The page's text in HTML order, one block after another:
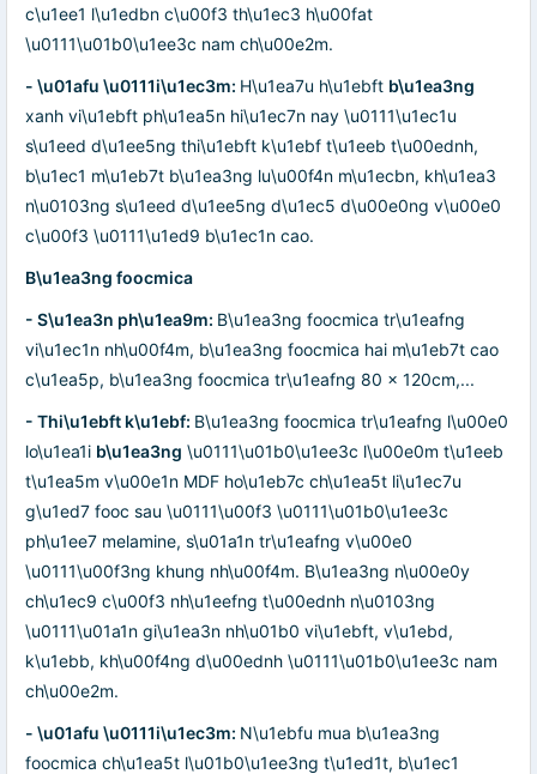
c\u1ee1 l\u1edbn c\u00f3 th\u1ec3 h\u00fat
\u0111\u01b0\u1ee3c nam ch\u00e2m.
- \u01afu \u0111i\u1ec3m: H\u1ea7u h\u1ebft b\u1ea3ng
xanh vi\u1ebft ph\u1ea5n hi\u1ec7n nay \u0111\u1ec1u
s\u1eed d\u1ee5ng thi\u1ebft k\u1ebf t\u1eeb t\u00ednh,
b\u1ec1 m\u1eb7t b\u1ea3ng lu\u00f4n m\u1ecbn, kh\u1ea3
n\u0103ng s\u1eed d\u1ee5ng d\u1ec5 d\u00e0ng v\u00e0
c\u00f3 \u0111\u1ed9 b\u1ec1n cao.
B\u1ea3ng foocmica
- S\u1ea3n ph\u1ea9m: B\u1ea3ng foocmica tr\u1eafng
vi\u1ec1n nh\u00f4m, b\u1ea3ng foocmica hai m\u1eb7t cao
c\u1ea5p, b\u1ea3ng foocmica tr\u1eafng 80 x 120cm,...
- Thi\u1ebft k\u1ebf: B\u1ea3ng foocmica tr\u1eafng l\u00e0
lo\u1ea1i b\u1ea3ng \u0111\u01b0\u1ee3c l\u00e0m t\u1eeb
t\u1ea5m v\u00e1n MDF ho\u1eb7c ch\u1ea5t li\u1ec7u
g\u1ed7 fooc sau \u0111\u00f3 \u0111\u01b0\u1ee3c
ph\u1ee7 melamine, s\u01a1n tr\u1eafng v\u00e0
\u0111\u00f3ng khung nh\u00f4m. B\u1ea3ng n\u00e0y
ch\u1ec9 c\u00f3 nh\u1eefng t\u00ednh n\u0103ng
\u0111\u01a1n gi\u1ea3n nh\u01b0 vi\u1ebft, v\u1ebd,
k\u1ebb, kh\u00f4ng d\u00ednh \u0111\u01b0\u1ee3c nam
ch\u00e2m.
- \u01afu \u0111i\u1ec3m: N\u1ebfu mua b\u1ea3ng
foocmica ch\u1ea5t l\u01b0\u1ee3ng t\u1ed1t, b\u1ec1